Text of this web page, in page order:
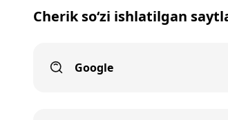
Cherik so‘zi ishlatilgan
Google